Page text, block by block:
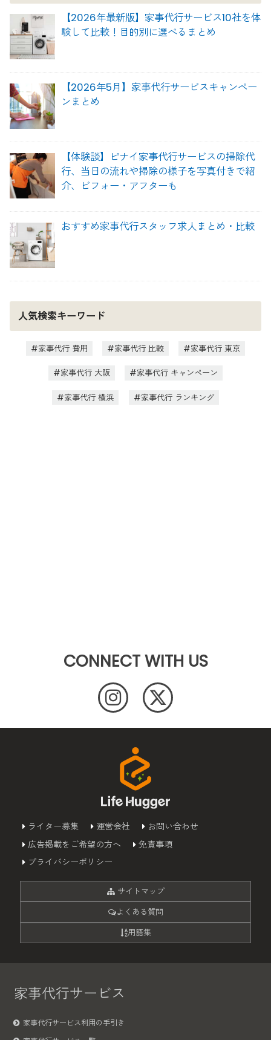
【2026年最新版】家事代行サービス10社を体
験して比較！目的別に選べるまとめ
【2026年5月】家事代行サービスキャンペー
ンまとめ
【体験談】ピナイ家事代行サービスの掃除代
行、当日の流れや掃除の様子を写真付きで紹
介、ビフォー・アフターも
おすすめ家事代行スタッフ求人まとめ・比較
人気検索キーワード
家事代行 費用 家事代行 比較 家事代行 東京
家事代行 大阪 家事代行 キャンペーン
家事代行 横浜 家事代行 ランキング
CONNECT WITH US
ライター募集 運営会社
お問い合わせ
広告掲載をご希望の方へ
免責事項
プライバシーポリシー
サイトマップ
よくある質問
用語集
家事代行サービス
家事代行サービス利用の手引き